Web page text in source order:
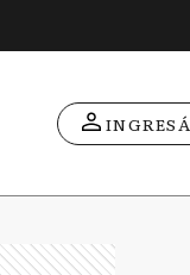
INGRESÁ